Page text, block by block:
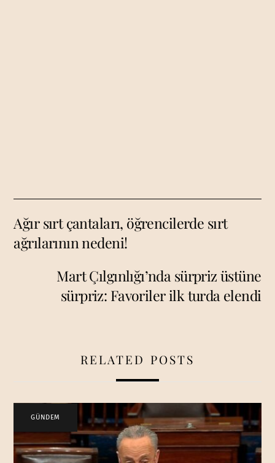
Ağır sırt çantaları, öğrencilerde sırt
ağrılarının nedeni!
Mart Çılgınlığı’nda sürpriz üstüne
sürpriz: Favoriler ilk turda elendi
RELATED POSTS
GÜNDEM